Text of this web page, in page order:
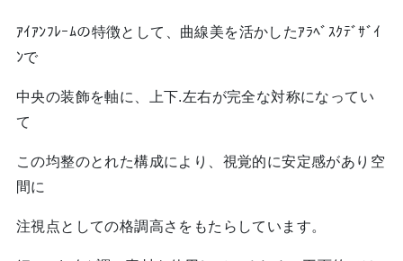
ｱｲｱﾝﾌﾚｰﾑの特徴として、曲線美を活かしたｱﾗﾍﾞｽｸﾃﾞｻﾞｲ
ﾝで
中央の装飾を軸に、上下.左右が完全な対称になってい
て
この均整のとれた構成により、視覚的に安定感があり空
間に
注視点としての格調高さをもたらしています。